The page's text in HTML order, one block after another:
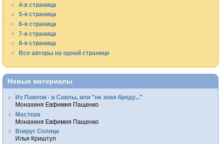
4-я страница
5-я страница
6-я страница
7-я страница
8-я страница
Все авторы на одной странице
Новые материалы
Из Павлов - в Савлы, или "не зная броду..."
Монахиня Евфимия Пащенко
Мастера
Монахиня Евфимия Пащенко
Вокруг Солнца
Илья Криштул